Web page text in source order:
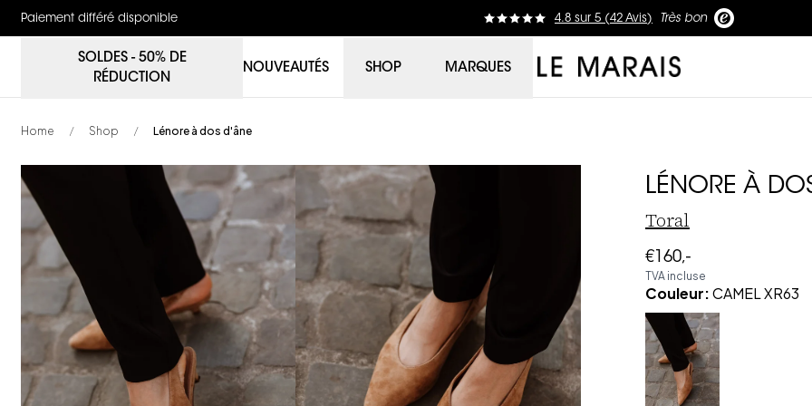
Paiement différé disponible 4.8 sur 5 (42 Avis) Très bon
SOLDES - 50% DE
RÉDUCTION
NOUVEAUTÉS SHOP MARQUES Le Marais
Home / Shop / Lénore à dos d'âne
LÉNORE À
Toral
€160,-
TVA incluse
Couleur:CAMEL XR63